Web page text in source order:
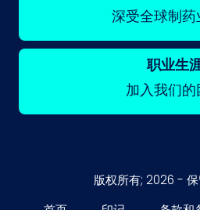
深受全球制药
职业生
加入我们的
版权所有; 2026 -